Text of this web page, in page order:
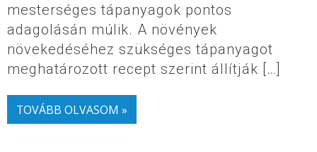
mesterséges tápanyagok pontos
adagolásán múlik. A növények
növekedéséhez szükséges tápanyagot
meghatározott recept szerint állítják […]
TOVÁBB OLVASOM »